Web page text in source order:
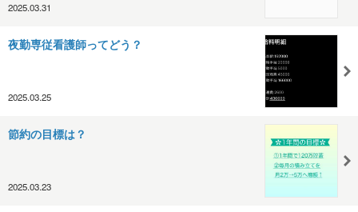
2025.03.31
夜勤専従看護師ってどう？
2025.03.25
節約の目標は？
2025.03.23